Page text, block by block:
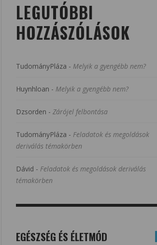
LEGUTÓBBI
HOZZÁSZÓLÁSOK
TudományPláza - Melyik a gyengébb nem?
Huynhloan - Melyik a gyengébb nem?
Dzsorden - Zárójel felbontása
TudományPláza - Feladatok és megoldások
deriválás témakörben
Dávid - Feladatok és megoldások deriválás
témakörben
EGÉSZSÉG ÉS ÉLETMÓD